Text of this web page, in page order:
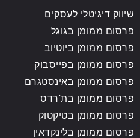
שיווק דיגיטלי לעסקים
פרסום ממומן בגוגל
פרסום ממומן ביוטיוב
פרסום ממומן בפייסבוק
פרסום ממומן באינסטגרם
פרסום ממומן בת'רדס
פרסום ממומן בטיקטוק
פרסום ממומן בלינקדאין